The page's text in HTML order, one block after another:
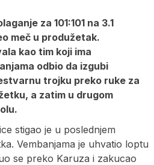
za 101:101 na 3.1
meč u produžetak.
kao tim koji ima
odbio da izgubi
trojku preko ruke za
a zatim u drugom
stigao je u poslednjem
Vembanjama je uhvatio loptu
se preko Karuza i zakucao